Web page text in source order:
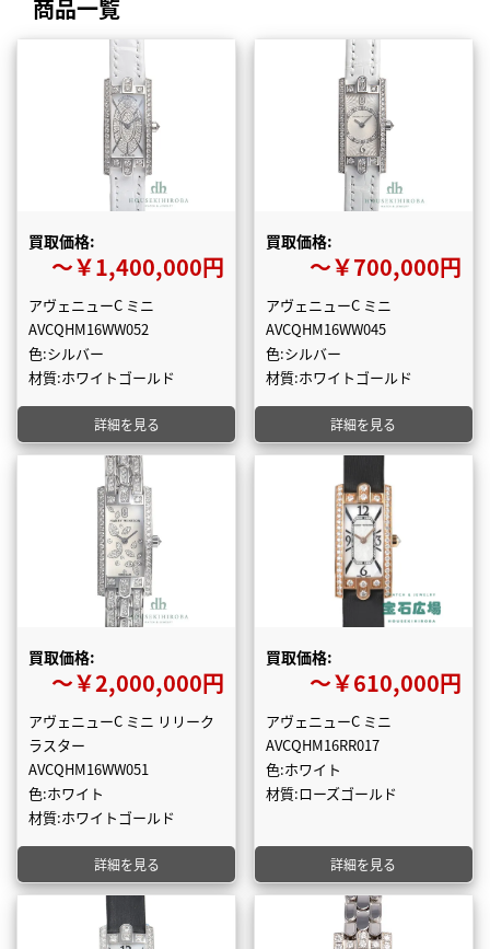
商品一覧
買取価格:
〜￥1,400,000円
アヴェニューC ミニ
AVCQHM16WW052
色:シルバー
材質:ホワイトゴールド
詳細を見る
買取価格:
〜￥700,000円
アヴェニューC ミニ
AVCQHM16WW045
色:シルバー
材質:ホワイトゴールド
詳細を見る
買取価格:
〜￥2,000,000円
アヴェニューC ミニ リリーク
ラスター
AVCQHM16WW051
色:ホワイト
材質:ホワイトゴールド
詳細を見る
買取価格:
〜￥610,000円
アヴェニューC ミニ
AVCQHM16RR017
色:ホワイト
材質:ローズゴールド
詳細を見る